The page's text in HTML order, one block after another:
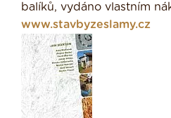
balíků, vydáno vlastním
www.stavbyzeslamy.cz